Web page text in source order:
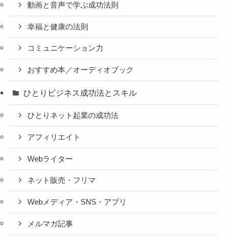
動画と音声で学ぶ成功法則
幸福と健康の法則
コミュニケーション力
おすすめ本／オーディオブック
ひとりビジネス成功法とスキル
ひとりネット起業の成功法
アフィリエイト
Webライター
ネット販売・フリマ
Webメディア・SNS・アプリ
メルマガ記事